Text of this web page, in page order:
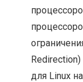
для Linux